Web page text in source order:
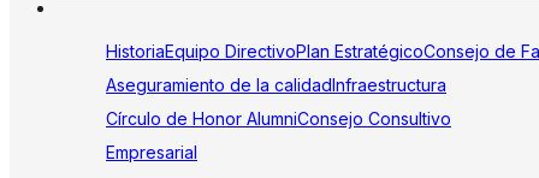
HistoriaEquipo DirectivoPlan EstratégicoConsejo de
Aseguramiento de la calidadInfraestructura
Círculo de Honor AlumniConsejo Consultivo
Empresarial